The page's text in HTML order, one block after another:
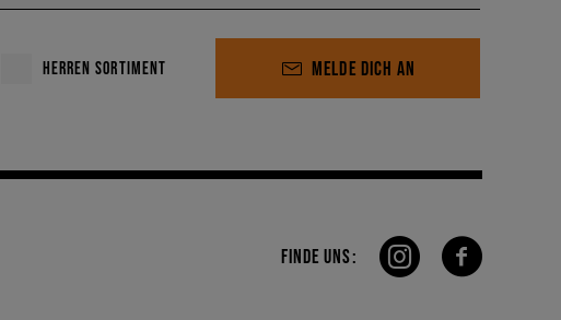
HERREN SORTIMENT MELDE DICH AN
FINDE UNS: